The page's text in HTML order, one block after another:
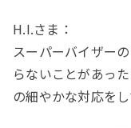
H.I.さま：
スーパーバイザー
らないことがあっ
の細やかな対応をし